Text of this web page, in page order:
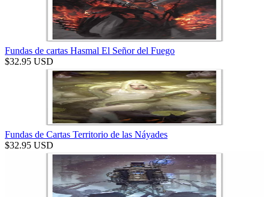
Fundas de cartas Hasmal El Señor del Fuego
$32.95 USD
Fundas de Cartas Territorio de las Náyades
$32.95 USD